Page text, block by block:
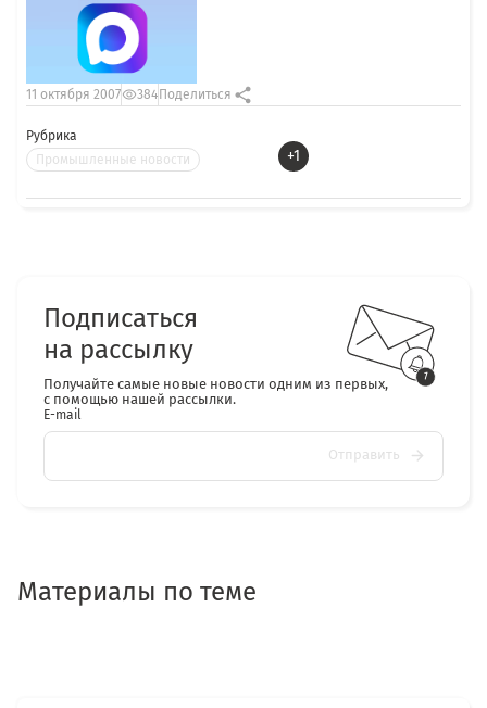
Рубрика
Промышленные новости
+1
11 октября 2007 384 Поделиться
Подписаться
на рассылку
Получайте самые новые новости одним из первых,
с помощью нашей рассылки.
E-mail
Отправить
Материалы по теме